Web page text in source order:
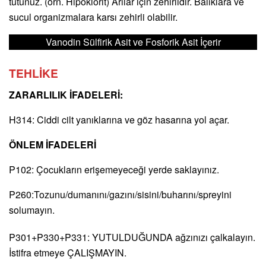
sucul organizmalara karsı zehirli olabilir.
Vanodin Sülfirik Asit ve Fosforik Asit İçerir
TEHLİKE
ZARARLILIK İFADELERİ:
H314: Ciddi cilt yanıklarına ve göz hasarına yol açar.
ÖNLEM İFADELERİ
P102: Çocukların erişemeyeceği yerde saklayınız.
P260:Tozunu/dumanını/gazını/sisini/buharını/spreyini
solumayın.
P301+P330+P331: YUTULDUĞUNDA ağzınızı çalkalayın.
İstifra etmeye ÇALIŞMAYIN.